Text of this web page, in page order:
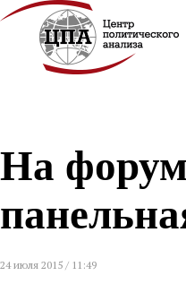
На
24 июля 2015 / 11:49